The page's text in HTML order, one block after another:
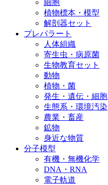
細胞
植物標本・模型
解剖器セット
プレパラート
人体組織
寄生虫・病原菌
生物教育セット
動物
植物・菌
発生・遺伝・細胞
生態系・環境汚染
農業・畜産
鉱物
身近な物質
分子模型
有機・無機化学
DNA・RNA
電子軌道